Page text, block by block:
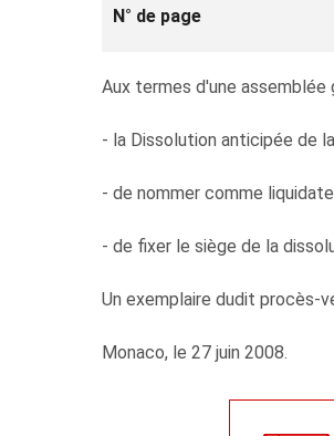
N° de page
Aux termes d'une assemblée
- la Dissolution anticipée de
- de nommer comme
- de fixer le siège de la
Un exemplaire dudit procès-
Monaco, le 27 juin 2008.